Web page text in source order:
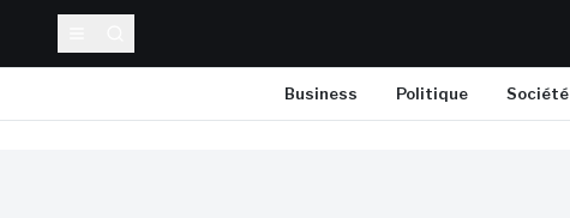
Business Politique Société